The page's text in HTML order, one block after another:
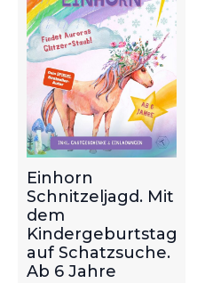
Einhorn
Schnitzeljagd. Mit
dem
Kindergeburtstag
auf Schatzsuche.
Ab 6 Jahre